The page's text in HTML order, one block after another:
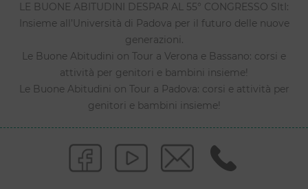
LE BUONE ABITUDINI DESPAR AL 55° CONGRESSO SItI:
Insieme all’Università di Padova per il futuro delle nuove
generazioni.
Le Buone Abitudini on Tour a Verona e Bassano: corsi e
attività per genitori e bambini insieme!
Le Buone Abitudini on Tour a Padova: corsi e attività per
genitori e bambini insieme!